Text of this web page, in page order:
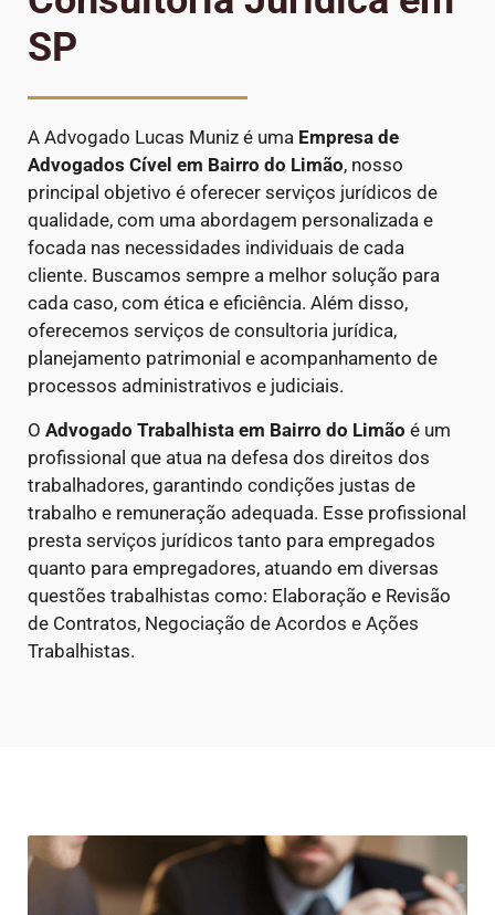
SP
A Advogado Lucas Muniz é uma Empresa de
Advogados Cível em Bairro do Limão, nosso
principal objetivo é oferecer serviços jurídicos de
qualidade, com uma abordagem personalizada e
focada nas necessidades individuais de cada
cliente. Buscamos sempre a melhor solução para
cada caso, com ética e eficiência. Além disso,
oferecemos serviços de consultoria jurídica,
planejamento patrimonial e acompanhamento de
processos administrativos e judiciais.
O Advogado Trabalhista em Bairro do Limão é um
profissional que atua na defesa dos direitos dos
trabalhadores, garantindo condições justas de
trabalho e remuneração adequada. Esse profissional
presta serviços jurídicos tanto para empregados
quanto para empregadores, atuando em diversas
questões trabalhistas como: Elaboração e Revisão
de Contratos, Negociação de Acordos e Ações
Trabalhistas.